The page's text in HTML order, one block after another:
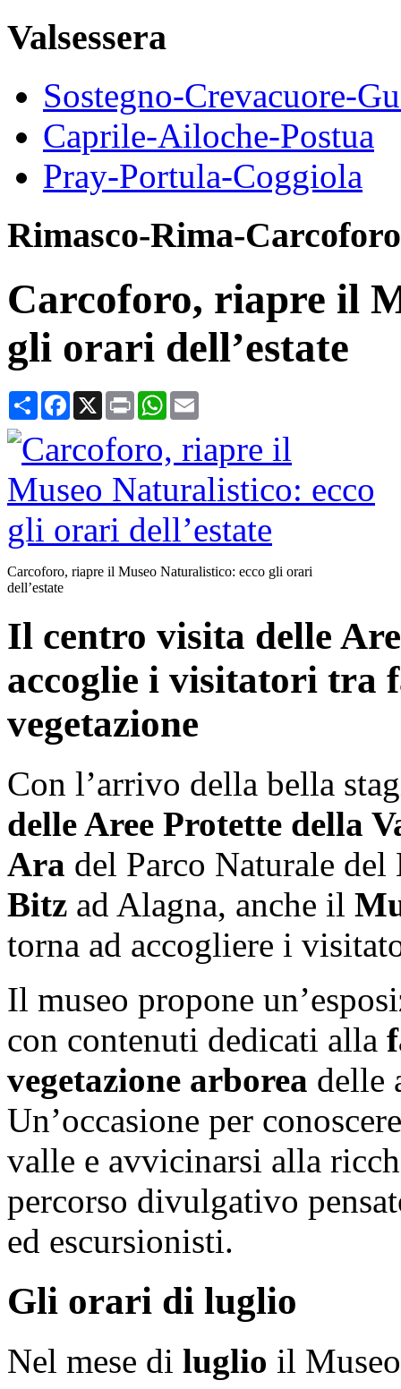
Valsessera
Sostegno-Crevacuore-
Caprile-Ailoche-Postua
Pray-Portula-Coggiola
Rimasco-Rima-Carcoforo
Carcoforo, riapre il
gli orari dell’estate
CondividiFacebook
X Print WhatsApp
Carcoforo, riapre il Museo Naturalistico: ecco gli orari
dell’estate
Il centro visita delle
accoglie i visitatori tra
vegetazione
Con l’arrivo della bella
delle Aree Protette della
Ara del Parco Naturale del
Bitz ad Alagna, anche il
torna ad accogliere i
Il museo propone
con contenuti dedicati alla
vegetazione arborea delle
Un’occasione per
valle e avvicinarsi alla
percorso divulgativo
ed escursionisti.
Gli orari di luglio
Nel mese di luglio il